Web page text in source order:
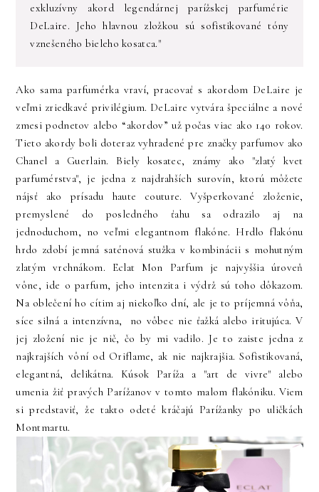
exkluzívny akord legendárnej parížskej parfumérie
DeLaire. Jeho hlavnou zložkou sú sofistikované tóny
vznešeného bieleho kosatca."
Ako sama parfumérka vraví, pracovať s akordom DeLaire je
veľmi zriedkavé privilégium. DeLaire vytvára špeciálne a nové
zmesi podnetov alebo “akordov” už počas viac ako 140 rokov.
Tieto akordy boli doteraz vyhradené pre značky parfumov ako
Chanel a Guerlain. Biely kosatec, známy ako "zlatý kvet
parfumérstva", je jedna z najdrahších surovín, ktorú môžete
nájsť ako prísadu haute couture. Vyšperkované zloženie,
premyslené do posledného ťahu sa odrazilo aj na
jednoduchom, no veľmi elegantnom flakóne. Hrdlo flakónu
hrdo zdobí jemná saténová stužka v kombinácii s mohutným
zlatým vrchnákom. Eclat Mon Parfum je najvyššia úroveň
vône, ide o parfum, jeho intenzita i výdrž sú toho dôkazom.
Na oblečení ho cítim aj niekoľko dní, ale je to príjemná vôňa,
síce silná a intenzívna, no vôbec nie ťažká alebo iritujúca. V
jej zložení nie je nič, čo by mi vadilo. Je to zaiste jedna z
najkrajších vôní od Oriflame, ak nie najkrajšia. Sofistikovaná,
elegantná, delikátna. Kúsok Paríža a "art de vivre" alebo
umenia žiť pravých Parížanov v tomto malom flakóniku. Viem
si predstaviť, že takto odeté kráčajú Parížanky po uličkách
Montmartu.